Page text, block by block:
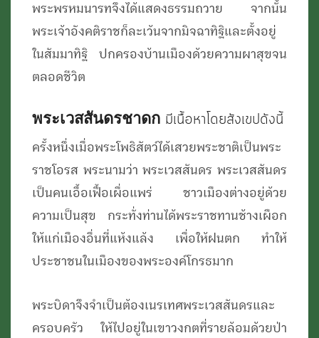
พระพรหมนารทจึงได้แสดงธรรมถวาย จากนั้น
พระเจ้าอังคติราชก็ละเว้นจากมิจฉาทิฐิและตั้งอยู่
ในสัมมาทิฐิ ปกครองบ้านเมืองด้วยความผาสุขจน
ตลอดชีวิต
พระเวสสันดรชาดก มีเนื้อหาโดยสังเขปดังนี้
ครั้งหนึ่งเมื่อพระโพธิสัตว์ได้เสวยพระชาติเป็นพระ
ราชโอรส พระนามว่า พระเวสสันดร พระเวสสันดร
เป็นคนเอื้อเฟื้อเผื่อแพร่ ชาวเมืองต่างอยู่ด้วย
ความเป็นสุข กระทั่งท่านได้พระราชทานช้างเผือก
ให้แก่เมืองอื่นที่แห้งแล้ง เพื่อให้ฝนตก ทำให้
ประชาชนในเมืองของพระองค์โกรธมาก
พระบิดาจึงจำเป็นต้องเนรเทศพระเวสสันดรและ
ครอบครัว ให้ไปอยู่ในเขาวงกตที่รายล้อมด้วยป่า